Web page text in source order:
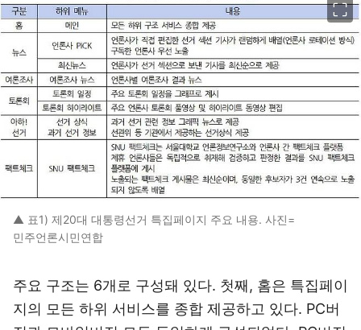
▲ 표1) 제20대 대통령선거 특집페이지 주요 내용. 사진=
민주언론시민연합
주요 구조는 6개로 구성돼 있다. 첫째, 홈은 특집페이
지의 모든 하위 서비스를 종합 제공하고 있다. PC버